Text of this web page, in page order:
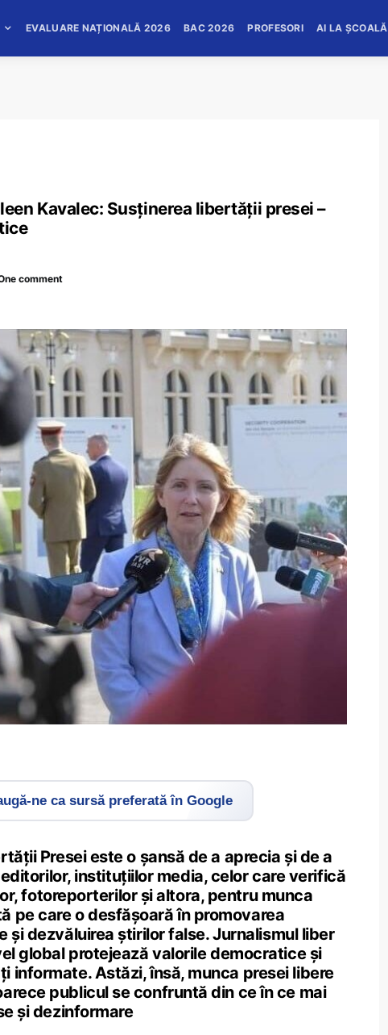
EVALUARE NAȚIONALĂ 2026 BAC 2026 PROFESORI AI LA ȘCOALĂ
Kavalec: Susținerea libertății presei –
comment
ne ca sursă preferată în Google
Presei este o șansă de a aprecia și de a
instituțiilor media, celor care verifică
fotoreporterilor și altora, pentru munca
pe care o desfășoară în promovarea
și dezvăluirea știrilor false. Jurnalismul liber
global protejează valorile democratice și
informate. Astăzi, însă, munca presei libere
publicul se confruntă din ce în ce mai
și dezinformare